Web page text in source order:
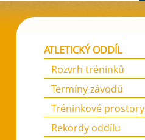
ATLETICKÝ ODDÍL
Rozvrh tréninků
Termíny závodů
Tréninkové prostory
Rekordy oddílu